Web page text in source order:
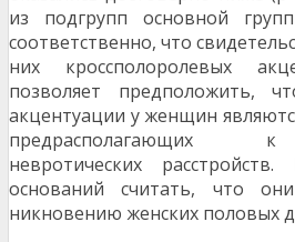
из подгрупп основной
соответственно, что
них кроссполоролевых
позволяет предположить,
акцентуации у женщин
предрасполагающих
невротических
оснований считать, что
никновению женских половых